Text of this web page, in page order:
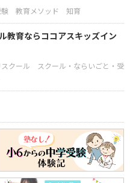
教育メソッド 知育
教育ならココアスキッズイン
クール
スクール・ならいごと・受